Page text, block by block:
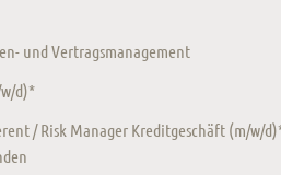
und Vertragsmanagement
d)*
/ Risk Manager Kreditgeschäft (m/w/